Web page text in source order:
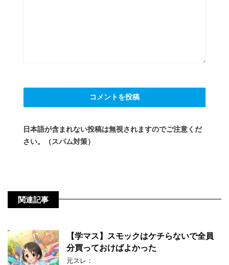
日本語が含まれない投稿は無視されますのでご注意くだ
さい。（スパム対策）
関連記事
【学マス】スモックはケチらないで全員
分買っておけばよかった
元スレ：